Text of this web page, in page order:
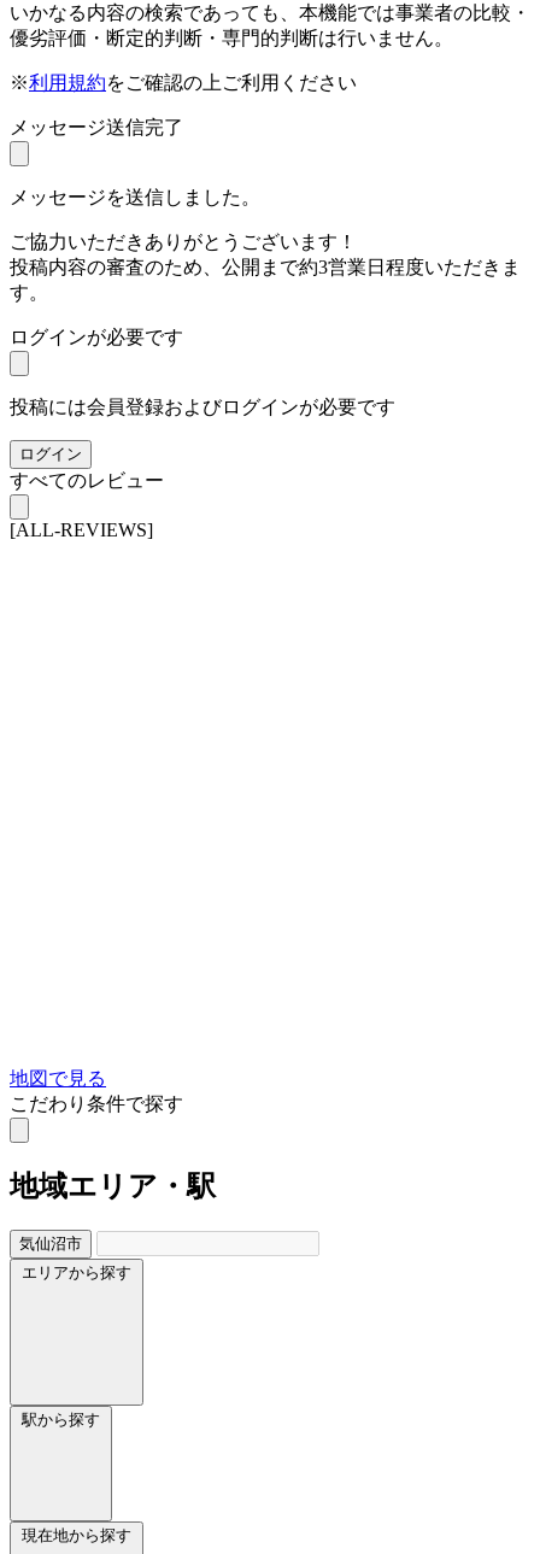
いかなる内容の検索であっても、本機能では事業者の比較・
優劣評価・断定的判断・専門的判断は行いません。
※利用規約をご確認の上ご利用ください
メッセージ送信完了
メッセージを送信しました。
ご協力いただきありがとうございます！
投稿内容の審査のため、公開まで約3営業日程度いただきま
す。
ログインが必要です
投稿には会員登録およびログインが必要です
ログイン
すべてのレビュー
[ALL-REVIEWS]
地図で見る
こだわり条件で探す
地域エリア・駅
気仙沼市
エリアから探す
駅から探す
現在地から探す